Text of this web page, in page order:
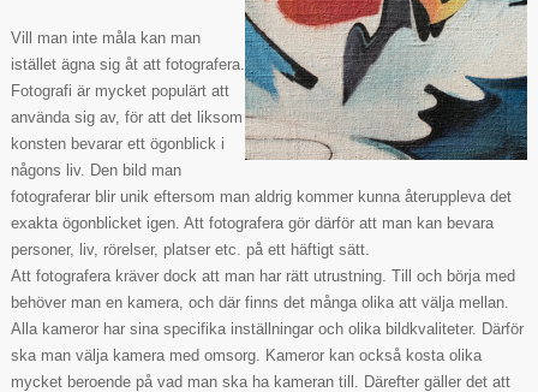
Vill man inte måla kan man
istället ägna sig åt att fotografera.
Fotografi är mycket populärt att
använda sig av, för att det liksom
konsten bevarar ett ögonblick i
någons liv. Den bild man
fotograferar blir unik eftersom man aldrig kommer kunna återuppleva det
exakta ögonblicket igen. Att fotografera gör därför att man kan bevara
personer, liv, rörelser, platser etc. på ett häftigt sätt.
Att fotografera kräver dock att man har rätt utrustning. Till och börja med
behöver man en kamera, och där finns det många olika att välja mellan.
Alla kameror har sina specifika inställningar och olika bildkvaliteter. Därför
ska man välja kamera med omsorg. Kameror kan också kosta olika
mycket beroende på vad man ska ha kameran till. Därefter gäller det att